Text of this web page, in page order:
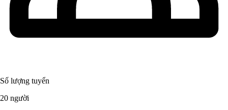
Số lượng tuyển
20 người